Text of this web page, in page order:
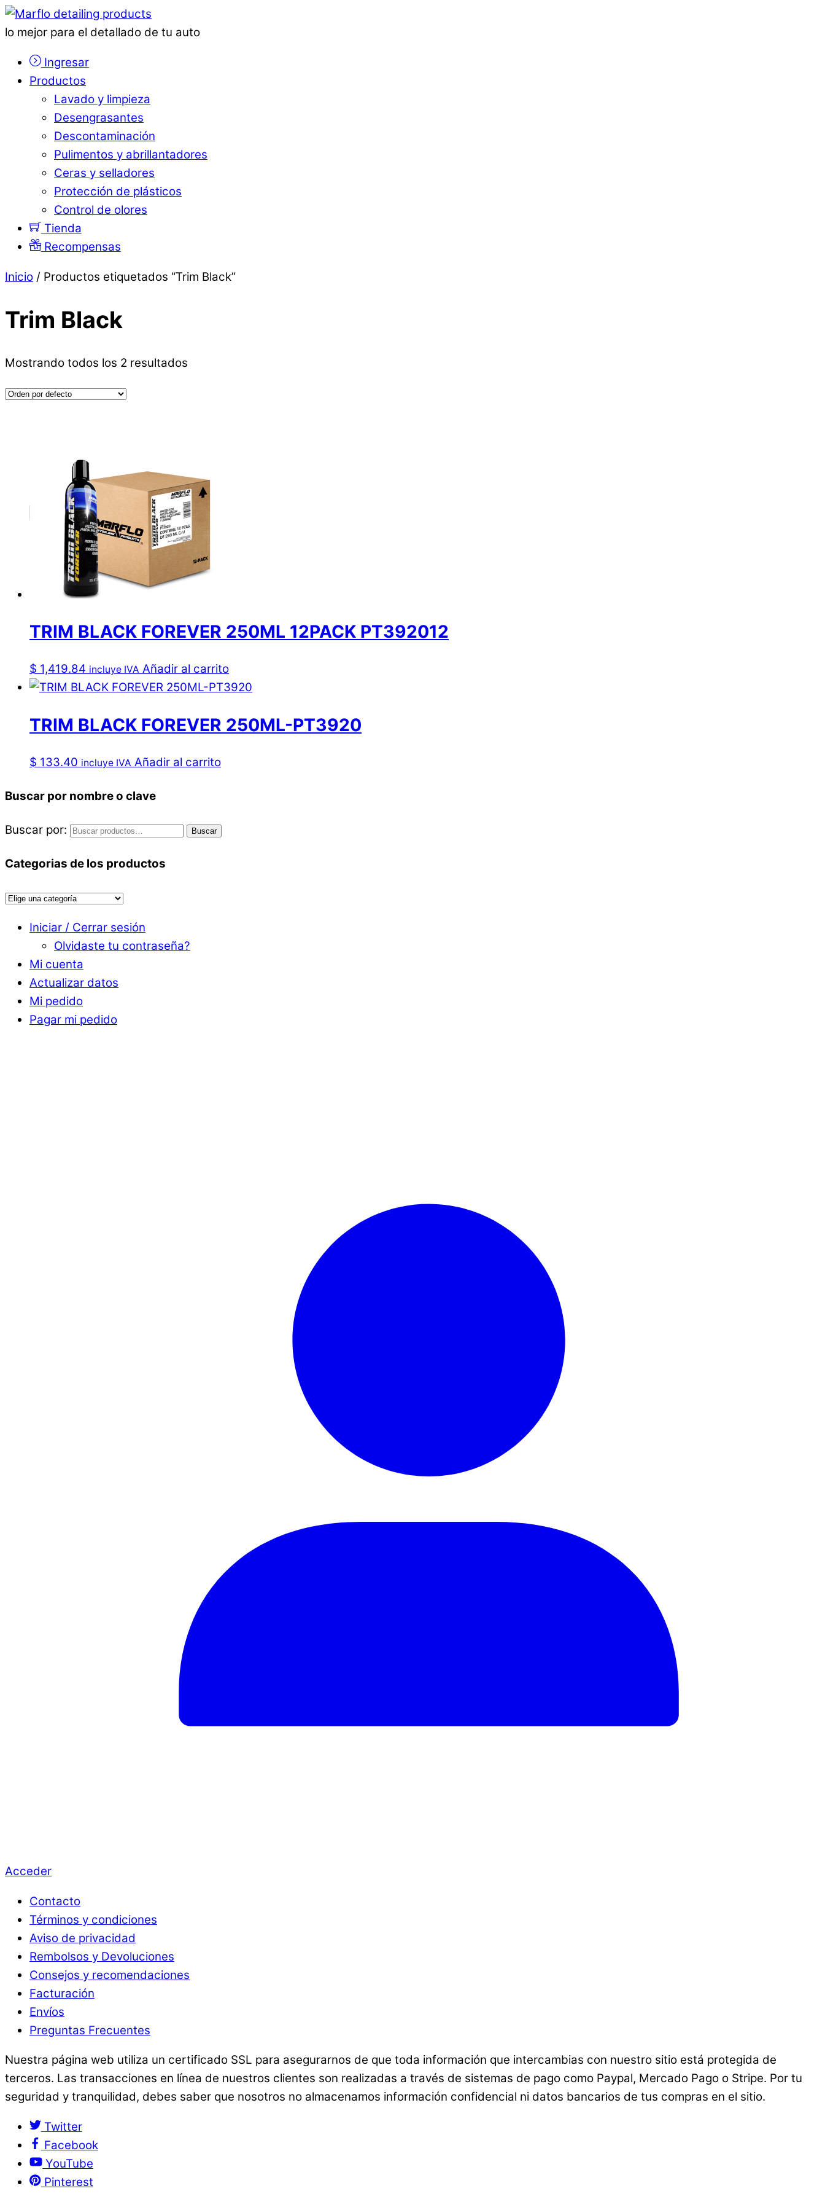
lo mejor para el detallado de tu auto
Ingresar
Productos
Lavado y limpieza
Desengrasantes
Descontaminación
Pulimentos y abrillantadores
Ceras y selladores
Protección de plásticos
Control de olores
Tienda
Recompensas
Inicio / Productos etiquetados “Trim Black”
Trim Black
Mostrando todos los 2 resultados
TRIM BLACK FOREVER 250ML 12PACK PT392012
$ 1,419.84 incluye IVA Añadir al carrito
TRIM BLACK FOREVER 250ML-PT3920
$ 133.40 incluye IVA Añadir al carrito
Buscar por nombre o clave
Buscar por: Buscar
Categorias de los productos
Iniciar / Cerrar sesión
Olvidaste tu contraseña?
Mi cuenta
Actualizar datos
Mi pedido
Pagar mi pedido
Acceder
Contacto
Términos y condiciones
Aviso de privacidad
Rembolsos y Devoluciones
Consejos y recomendaciones
Facturación
Envíos
Preguntas Frecuentes
Nuestra página web utiliza un certificado SSL para asegurarnos de que toda información que intercambias con nuestro sitio está protegida de
terceros. Las transacciones en línea de nuestros clientes son realizadas a través de sistemas de pago como Paypal, Mercado Pago o Stripe. Por tu
seguridad y tranquilidad, debes saber que nosotros no almacenamos información confidencial ni datos bancarios de tus compras en el sitio.
Twitter
Facebook
YouTube
Pinterest